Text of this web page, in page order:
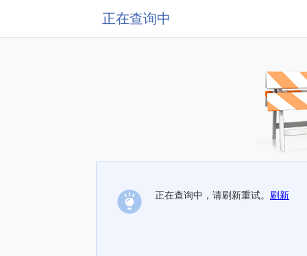
正在查询中
正在查询中，请刷新重试。 刷新